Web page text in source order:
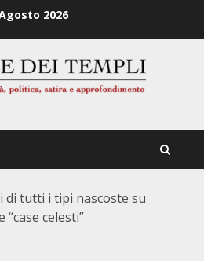
2026
di tutti i tipi nascoste su
celesti”